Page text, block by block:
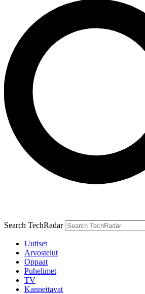
Search TechRadar
Uutiset
Arvostelut
Oppaat
Puhelimet
TV
Kannettavat